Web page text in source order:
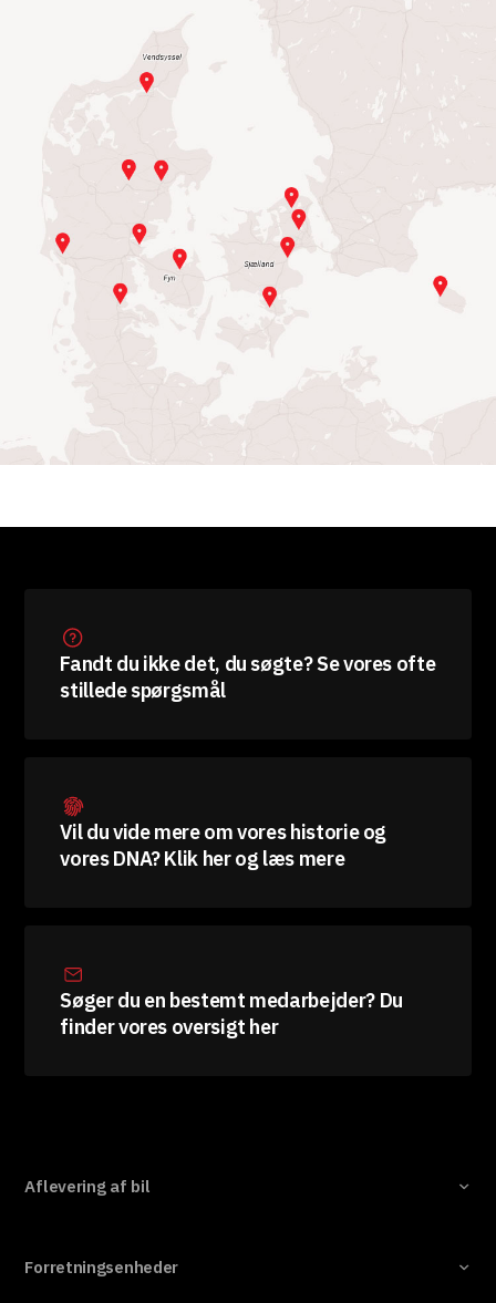
Fandt du ikke det, du søgte? Se vores ofte
stillede spørgsmål
Vil du vide mere om vores historie og
vores DNA? Klik her og læs mere
Søger du en bestemt medarbejder? Du
finder vores oversigt her
Aflevering af bil
Forretningsenheder